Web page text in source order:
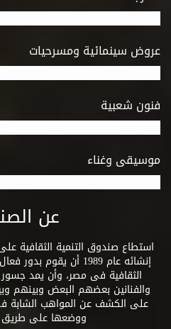
الموسيقي.
وأفردت حيزاً
واضحاً لاثنين
من أهم تلك
الطرق هما
التحليل
البنائي.
وتحليل
تناوله اية
كتابات عربية
حتى الآن.
عروض سينمائية ومسرحيات
فنون شعبية
موسيقى وغناء
عن
استطاع صندوق التنمية الثقافية
إنشائه عام 1989 أن
الثقافية فى مصر، وأن يمد جسور
والفنانين بعضهم البعض وبينهم
على الكشف عن المواهب الشابة
ووضعها على طريق